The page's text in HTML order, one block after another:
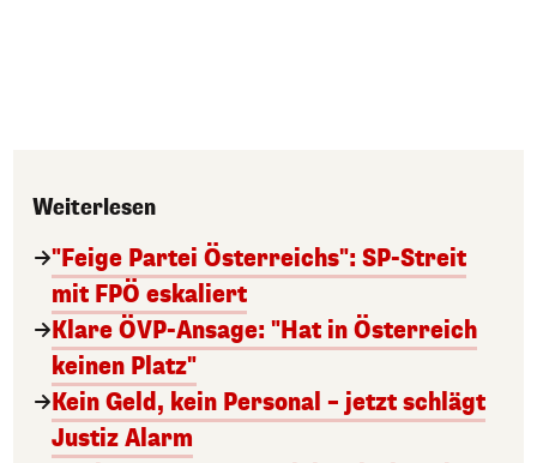
Weiterlesen
"Feige Partei Österreichs": SP-Streit
mit FPÖ eskaliert
Klare ÖVP-Ansage: "Hat in Österreich
keinen Platz"
Kein Geld, kein Personal – jetzt schlägt
Justiz Alarm